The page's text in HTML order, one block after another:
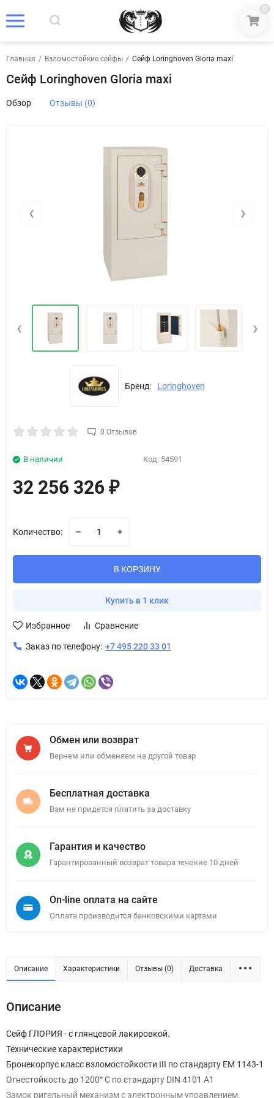
0
Главная / Взломостойкие сейфы / Сейф Loringhoven Gloria maxi
Сейф Loringhoven Gloria maxi
Обзор Отзывы (0)
‹ ›
‹ ›
Бренд: Loringhoven
0 Отзывов
В наличии Код: 54591
32 256 326 ₽
Количество:
В КОРЗИНУ
Купить в 1 клик
Избранное Сравнение
Заказ по телефону: +7 495 220 33 01
Обмен или возврат
Вернем или обменяем на другой товар
Бесплатная доставка
Вам не придется платить за доставку
Гарантия и качество
Гарантированный возврат товара течение 10 дней
On-line оплата на сайте
Оплата производится банковскими картами
Описание Характеристики Отзывы (0) Доставка
Описание
Сейф ГЛОРИЯ - с глянцевой лакировкой.
Технические характеристики
Бронекорпус класс взломостойкости III по стандарту ЕМ 1143-1
Огнестойкость до 1200° С по стандарту DIN 4101 А1
Замок ригельный механизм с электронным управлением.